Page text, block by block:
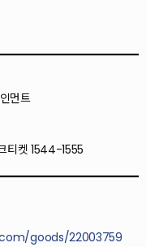
먼트
티켓 1544-1555
goods/22003759